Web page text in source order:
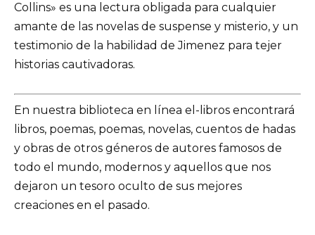
Collins» es una lectura obligada para cualquier
amante de las novelas de suspense y misterio, y un
testimonio de la habilidad de Jimenez para tejer
historias cautivadoras.
En nuestra biblioteca en línea el-libros encontrará
libros, poemas, poemas, novelas, cuentos de hadas
y obras de otros géneros de autores famosos de
todo el mundo, modernos y aquellos que nos
dejaron un tesoro oculto de sus mejores
creaciones en el pasado.